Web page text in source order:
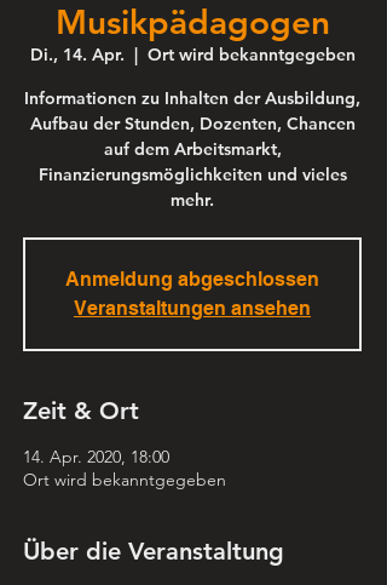
Musikpädagogen
Di., 14. Apr.
  |
Ort wird bekanntgegeben
Informationen zu Inhalten der Ausbildung,
Aufbau der Stunden, Dozenten, Chancen
auf dem Arbeitsmarkt,
Finanzierungsmöglichkeiten und vieles
Anmeldung abgeschlossen
Veranstaltungen ansehen
Zeit & Ort
14. Apr. 2020, 18:00
Ort wird bekanntgegeben
Über die Veranstaltung